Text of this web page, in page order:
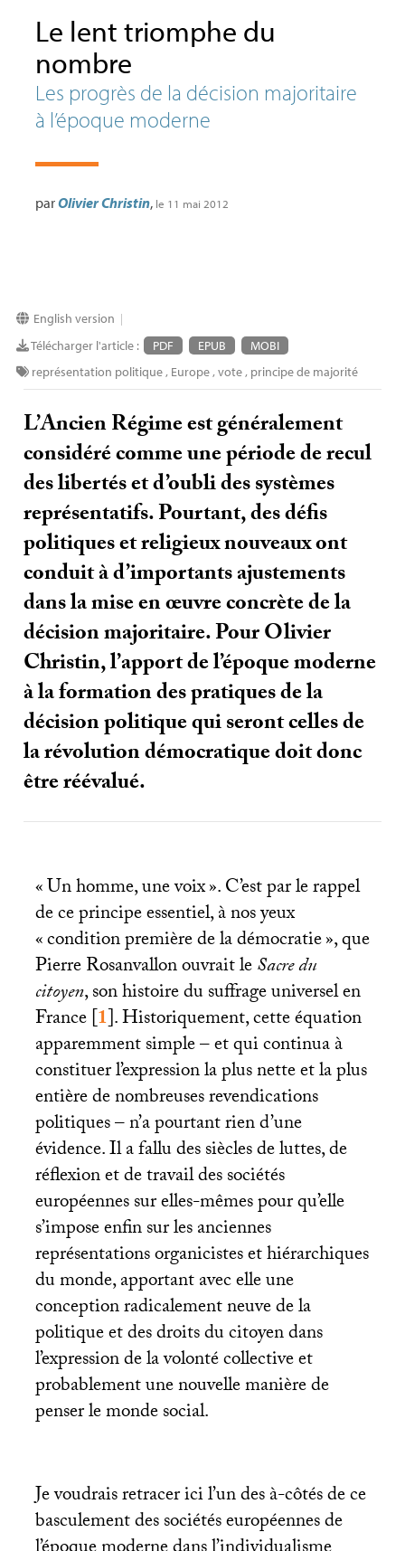
Le lent triomphe du
nombre
Les progrès de la décision majoritaire
à l’époque moderne
parOlivier Christin, le 11 mai 2012
English version |
Télécharger l'article : PDF EPUB
MOBI
représentation politique, Europe,vote, principe de majorité
L’Ancien Régime est généralement
considéré comme une période de recul
des libertés et d’oubli des systèmes
représentatifs. Pourtant, des défis
politiques et religieux nouveaux ont
conduit à d’importants ajustements
dans la mise en œuvre concrète de la
décision majoritaire. Pour Olivier
Christin, l’apport de l’époque moderne
à la formation des pratiques de la
décision politique qui seront celles de
la révolution démocratique doit donc
être réévalué.
«Un homme, une voix». C’est par le rappel
de ce principe essentiel, à nos yeux
«condition première de la démocratie», que
Pierre Rosanvallon ouvrait leSacre du
citoyen, son histoire du suffrage universel en
France[1]. Historiquement, cette équation
apparemment simple – et qui continua à
constituer l’expression la plus nette et la plus
entière de nombreuses revendications
politiques – n’a pourtant rien d’une
évidence. Il a fallu des siècles de luttes, de
réflexion et de travail des sociétés
européennes sur elles-mêmes pour qu’elle
s’impose enfin sur les anciennes
représentations organicistes et hiérarchiques
du monde, apportant avec elle une
conception radicalement neuve de la
politique et des droits du citoyen dans
l’expression de la volonté collective et
probablement une nouvelle manière de
penser le monde social.
Je voudrais retracer ici l’un des à-côtés de ce
basculement des sociétés européennes de